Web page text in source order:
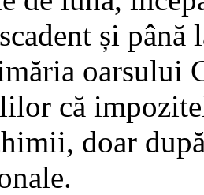
și până
oarsului
că
doar